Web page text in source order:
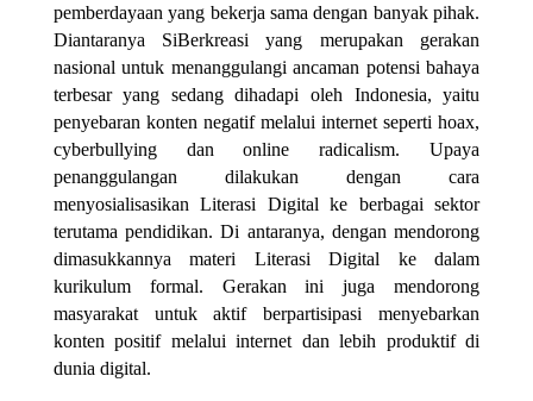
pemberdayaan yang bekerja sama dengan banyak pihak.
Diantaranya SiBerkreasi yang merupakan gerakan
nasional untuk menanggulangi ancaman potensi bahaya
terbesar yang sedang dihadapi oleh Indonesia, yaitu
penyebaran konten negatif melalui internet seperti hoax,
cyberbullying dan online radicalism. Upaya
penanggulangan dilakukan dengan cara
menyosialisasikan Literasi Digital ke berbagai sektor
terutama pendidikan. Di antaranya, dengan mendorong
dimasukkannya materi Literasi Digital ke dalam
kurikulum formal. Gerakan ini juga mendorong
masyarakat untuk aktif berpartisipasi menyebarkan
konten positif melalui internet dan lebih produktif di
dunia digital.